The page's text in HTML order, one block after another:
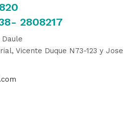
2808217
Vicente Duque N73-123 y Jose